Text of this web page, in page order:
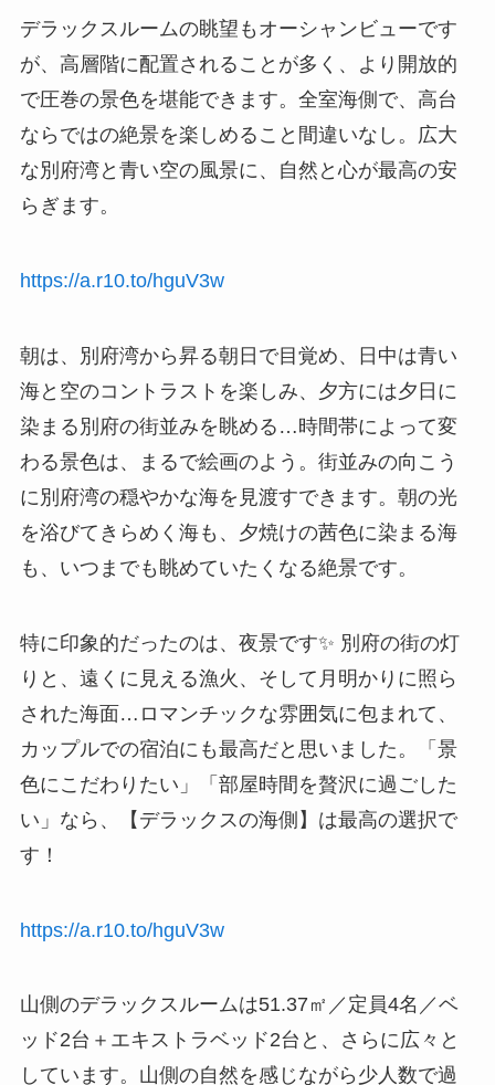
デラックスルームの眺望もオーシャンビューです
が、高層階に配置されることが多く、より開放的
で圧巻の景色を堪能できます。全室海側で、高台
ならではの絶景を楽しめること間違いなし。広大
な別府湾と青い空の風景に、自然と心が最高の安
らぎます。
https://a.r10.to/hguV3w
朝は、別府湾から昇る朝日で目覚め、日中は青い
海と空のコントラストを楽しみ、夕方には夕日に
染まる別府の街並みを眺める…時間帯によって変
わる景色は、まるで絵画のよう。街並みの向こう
に別府湾の穏やかな海を見渡すできます。朝の光
を浴びてきらめく海も、夕焼けの茜色に染まる海
も、いつまでも眺めていたくなる絶景です。
特に印象的だったのは、夜景です✨ 別府の街の灯
りと、遠くに見える漁火、そして月明かりに照ら
された海面…ロマンチックな雰囲気に包まれて、
カップルでの宿泊にも最高だと思いました。「景
色にこだわりたい」「部屋時間を贅沢に過ごした
い」なら、【デラックスの海側】は最高の選択で
す！
https://a.r10.to/hguV3w
山側のデラックスルームは51.37㎡／定員4名／ベ
ッド2台＋エキストラベッド2台と、さらに広々と
しています。山側の自然を感じながら少人数で過